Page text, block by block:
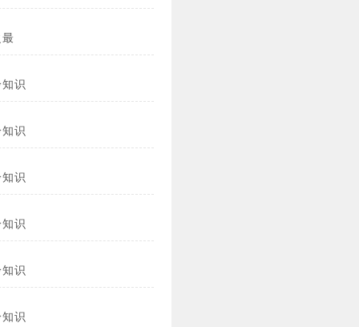
识
识
识
识
识
识